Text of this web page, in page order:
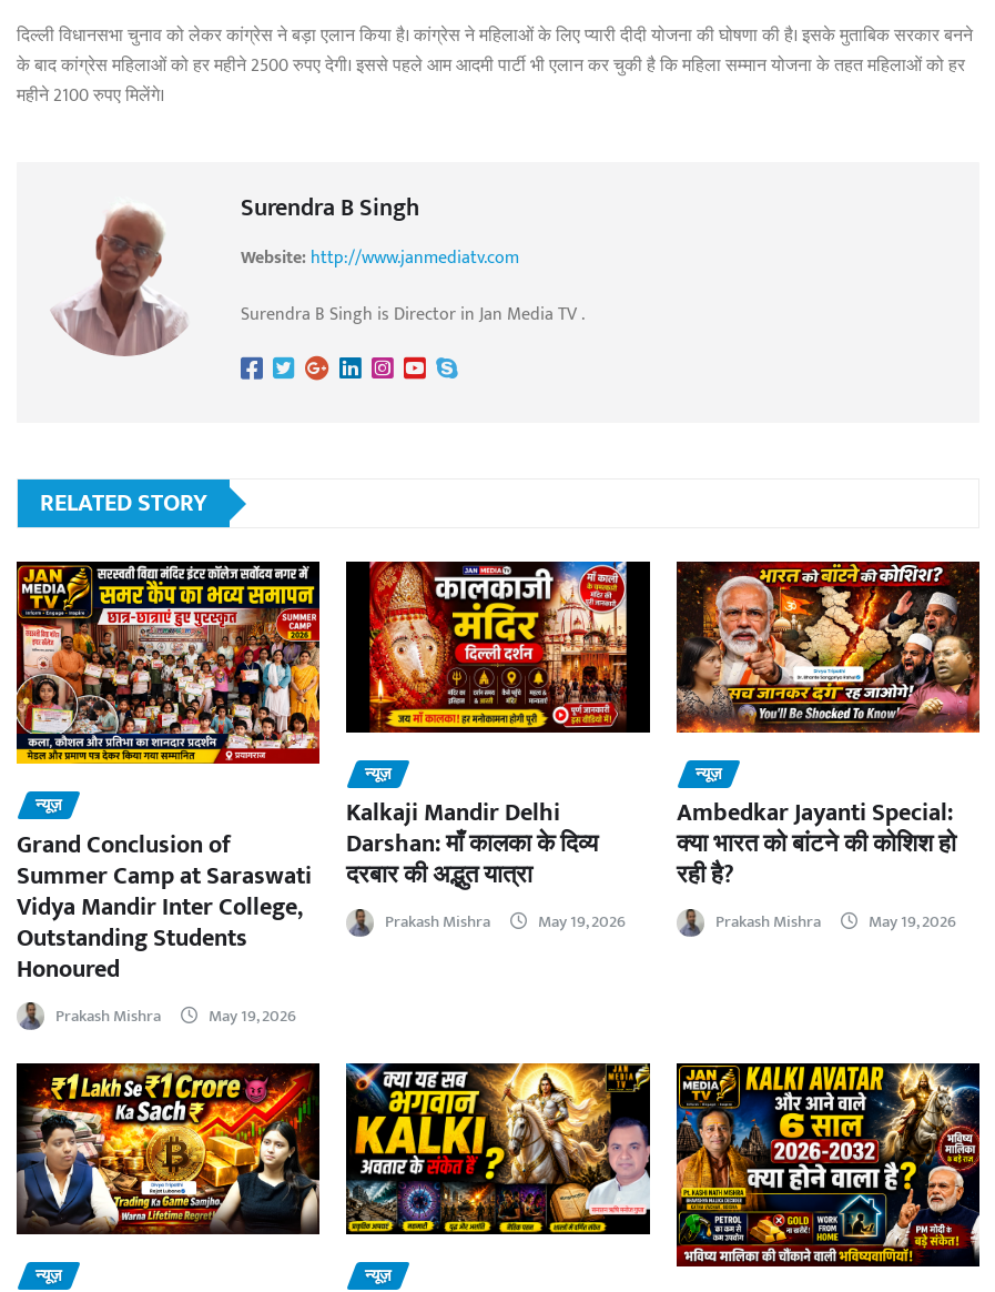
दिल्ली विधानसभा चुनाव को लेकर कांग्रेस ने बड़ा एलान किया है। कांग्रेस ने महिलाओं के लिए प्यारी दीदी योजना की घोषणा की है। इसके मुताबिक सरकार बनने
के बाद कांग्रेस महिलाओं को हर महीने 2500 रुपए देगी। इससे पहले आम आदमी पार्टी भी एलान कर चुकी है कि महिला सम्मान योजना के तहत महिलाओं को हर
महीने 2100 रुपए मिलेंगे।
Surendra B Singh
Website:http://www.janmediatv.com
Surendra B Singh is Director in Jan Media TV .
RELATED STORY
न्यूज़
Grand Conclusion of
Summer Camp at Saraswati
Vidya Mandir Inter College,
Outstanding Students
Honoured
Prakash Mishra May 19, 2026
न्यूज़
Kalkaji Mandir Delhi
Darshan: माँ कालका के दिव्य
दरबार की अद्भुत यात्रा
Prakash Mishra May 19, 2026
न्यूज़
Ambedkar Jayanti Special:
क्या भारत को बांटने की कोशिश हो
रही है?
Prakash Mishra May 19, 2026
न्यूज़ न्यूज़